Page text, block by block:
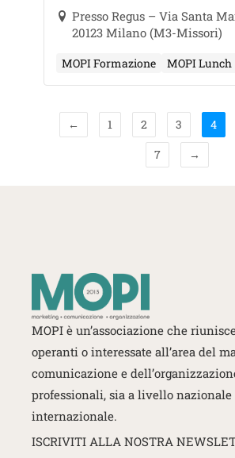
d’acquisto di servizi
l’azienda
Presso Regus – Via Santa
20123 Milano (M3-Missori)
MOPI Formazione MOPI Lunch
← 1 2 3 4
7
→
MOPI è un’associazione che
operanti o interessate all’area del
comunicazione e
professionali, sia a livello
internazionale.
ISCRIVITI ALLA NOSTRA